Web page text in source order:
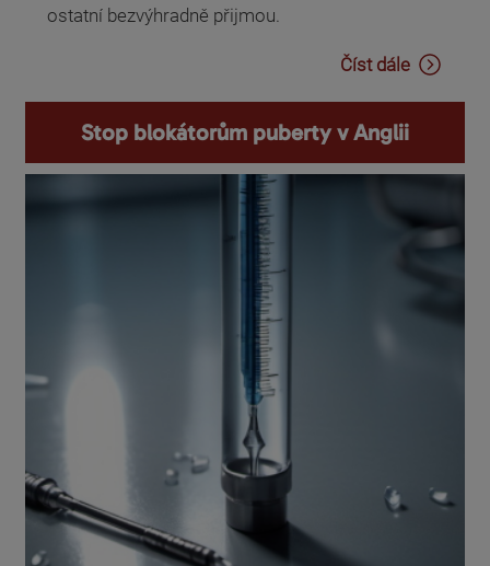
ostatní bezvýhradně přijmou.
Číst dále
Stop blokátorům puberty v Anglii